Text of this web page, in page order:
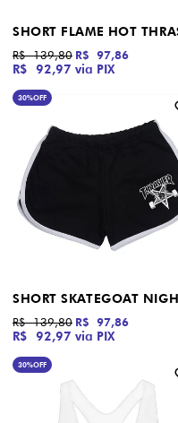
R$ 92,97 via PIX
R$ 139,80 R$ 97,86
30%OFF
R$ 92,97 via PIX
R$ 139,80 R$ 97,86
30%OFF